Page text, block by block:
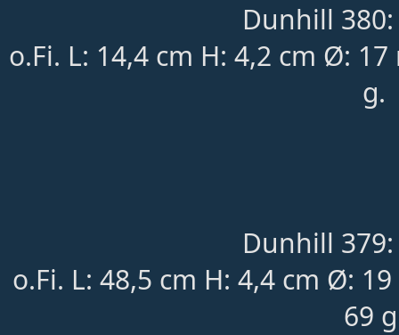
Dunhill
o.Fi. L: 14,4 cm H: 4,2 cm Ø:
g.
Dunhill
o.Fi. L: 48,5 cm H: 4,4 cm Ø:
69